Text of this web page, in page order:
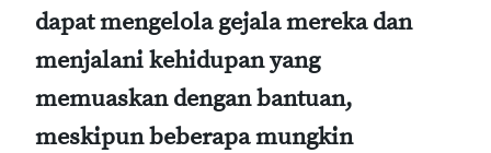
dapat mengelola gejala mereka dan
menjalani kehidupan yang
memuaskan dengan bantuan,
meskipun beberapa mungkin